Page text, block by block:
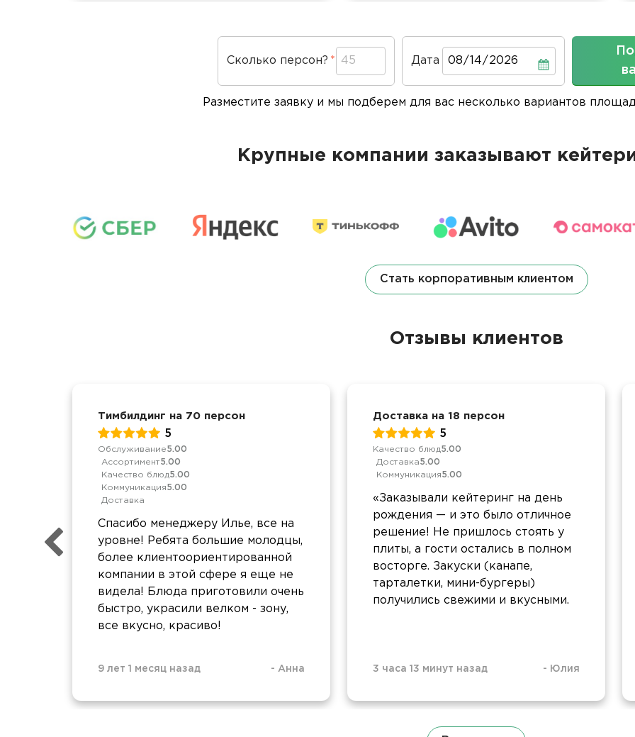
Сколько персон? Дата Дата
Разместите заявку и мы подберем для вас несколько вариантов
Крупные компании заказывают
Стать корпоративным клиентом
Отзывы клиентов
Тимбилдинг на 70 персон
5
Обслуживание5.00
Ассортимент5.00
Качество блюд5.00
Коммуникация5.00
Доставка
Спасибо менеджеру Илье, все на
уровне! Ребята большие молодцы,
более клиентоориентированной
компании в этой сфере я еще не
видела! Блюда приготовили очень
быстро, украсили велком - зону,
все вкусно, красиво!
9 лет 1 месяц назад - Анна
Доставка на 18 персон
5
Качество блюд5.00
Доставка5.00
Коммуникация5.00
«Заказывали кейтеринг на день
рождения — и это было отличное
решение! Не пришлось стоять у
плиты, а гости остались в полном
восторге. Закуски (канапе,
тарталетки, мини-бургеры)
получились свежими и вкусными.
3 часа 13 минут назад - Юлия